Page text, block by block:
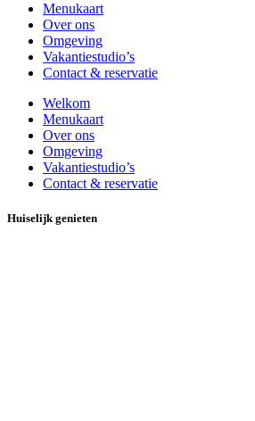
Menukaart
Over ons
Omgeving
Vakantiestudio’s
Contact & reservatie
Welkom
Menukaart
Over ons
Omgeving
Vakantiestudio’s
Contact & reservatie
Huiselijk genieten